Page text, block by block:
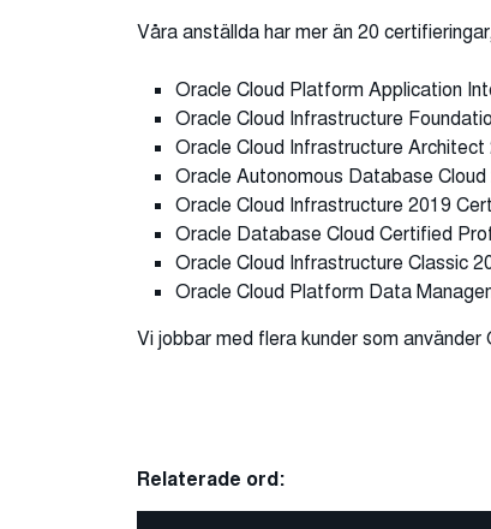
Våra anställda har mer än 20
Oracle Cloud Platform Application
Oracle Cloud Infrastructure
Oracle Cloud Infrastructure
Oracle Autonomous Database
Oracle Cloud Infrastructure 2019
Oracle Database Cloud Certified
Oracle Cloud Infrastructure Classic
Oracle Cloud Platform Data
Vi jobbar med flera kunder som använder
Relaterade ord: